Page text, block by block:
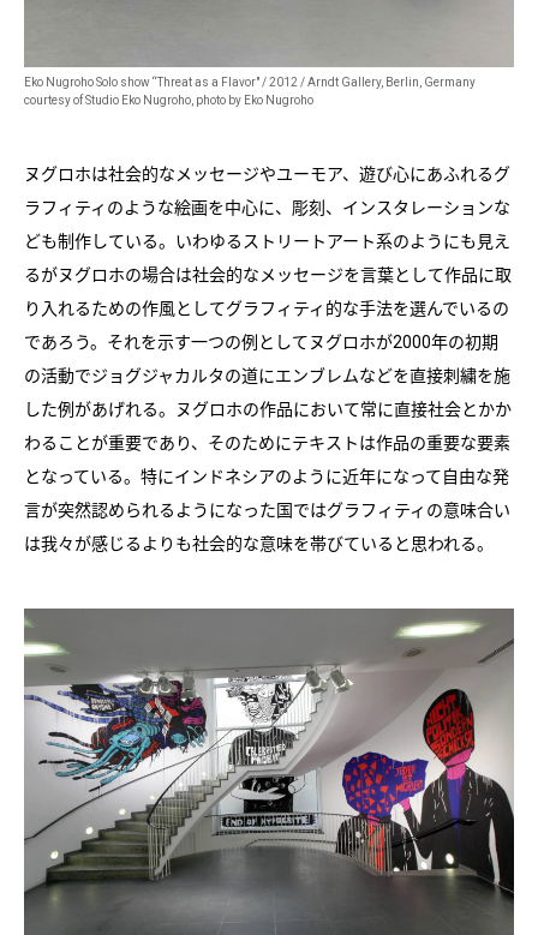
Eko Nugroho Solo show “Threat as a Flavor" / 2012 / Arndt Gallery, Berlin, Germany
courtesy of Studio Eko Nugroho, photo by Eko Nugroho
ヌグロホは社会的なメッセージやユーモア、遊び心にあふれるグ
ラフィティのような絵画を中心に、彫刻、インスタレーションな
ども制作している。いわゆるストリートアート系のようにも見え
るがヌグロホの場合は社会的なメッセージを言葉として作品に取
り入れるための作風としてグラフィティ的な手法を選んでいるの
であろう。それを示す一つの例としてヌグロホが2000年の初期
の活動でジョグジャカルタの道にエンブレムなどを直接刺繍を施
した例があげれる。ヌグロホの作品において常に直接社会とかか
わることが重要であり、そのためにテキストは作品の重要な要素
となっている。特にインドネシアのように近年になって自由な発
言が突然認められるようになった国ではグラフィティの意味合い
は我々が感じるよりも社会的な意味を帯びていると思われる。